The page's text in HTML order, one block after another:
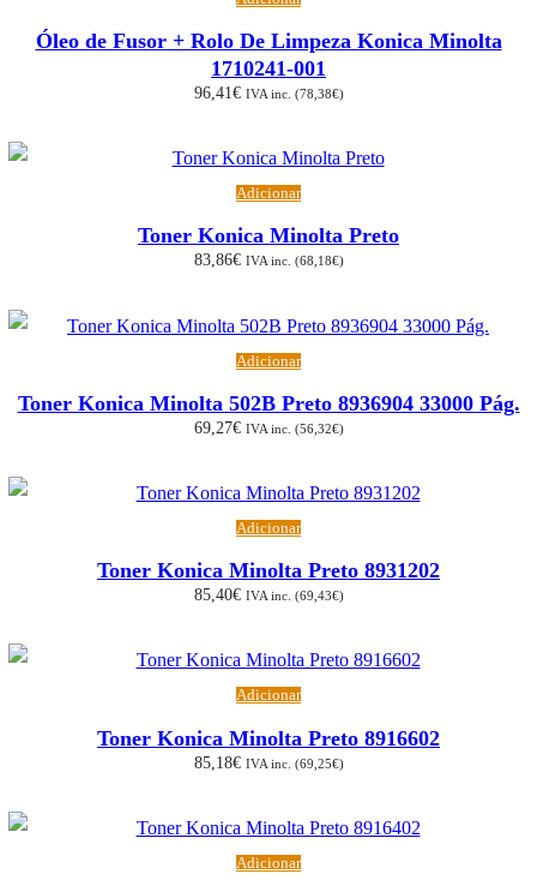
Óleo de Fusor + Rolo De Limpeza Konica Minolta
1710241-001
96,41€ IVA inc. (78,38€)
Adicionar
Toner Konica Minolta Preto
83,86€ IVA inc. (68,18€)
Adicionar
Toner Konica Minolta 502B Preto 8936904 33000 Pág.
69,27€ IVA inc. (56,32€)
Adicionar
Toner Konica Minolta Preto 8931202
85,40€ IVA inc. (69,43€)
Adicionar
Toner Konica Minolta Preto 8916602
85,18€ IVA inc. (69,25€)
Adicionar